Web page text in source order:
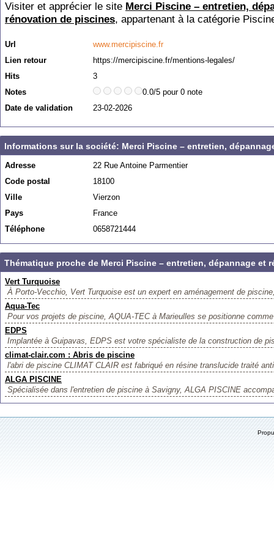
Visiter et apprécier le site Merci Piscine – entretien,
rénovation de piscines, appartenant à la catégorie
Url
www.mercipiscine.fr
Lien retour
https://mercipiscine.fr/mentions-legales/
Hits
3
Notes
0.0/5 pour 0 note
Date de validation
23-02-2026
Informations sur la société: Merci Piscine – entretien,
Adresse
22 Rue Antoine Parmentier
Code postal
18100
Ville
Vierzon
Pays
France
Téléphone
0658721444
Thématique proche de Merci Piscine – entretien, dépannage et
Vert Turquoise
À Porto-Vecchio, Vert Turquoise est un expert en aménagement de
Aqua-Tec
Pour vos projets de piscine, AQUA-TEC à Marieulles se positionne
EDPS
Implantée à Guipavas, EDPS est votre spécialiste de la construction de
climat-clair.com : Abris de piscine
l'abri de piscine CLIMAT CLAIR est fabriqué en résine translucide traité
ALGA PISCINE
Spécialisée dans l'entretien de piscine à Savigny, ALGA PISCINE